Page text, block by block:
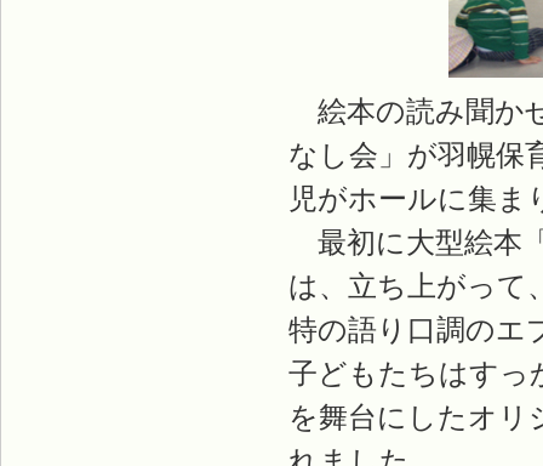
絵本の読み聞か
なし会」が羽幌保
児がホールに集ま
最初に大型絵本
は、立ち上がって
特の語り口調のエ
子どもたちはすっ
を舞台にしたオリ